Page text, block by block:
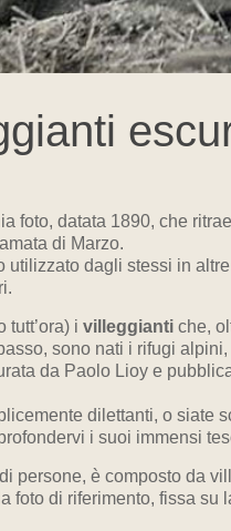
foto, datata 1890, che
di Marzo.
utilizzato dagli stessi in
tutt’ora) i villeggianti che,
sono nati i rifugi
da Paolo Lioy e
dilettanti, o siate
i suoi immensi
persone, è composto da
foto di riferimento, fissa su